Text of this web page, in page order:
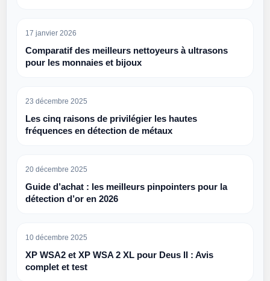
17 janvier 2026
Comparatif des meilleurs nettoyeurs à ultrasons
pour les monnaies et bijoux
23 décembre 2025
Les cinq raisons de privilégier les hautes
fréquences en détection de métaux
20 décembre 2025
Guide d’achat : les meilleurs pinpointers pour la
détection d’or en 2026
10 décembre 2025
XP WSA2 et XP WSA 2 XL pour Deus II : Avis
complet et test